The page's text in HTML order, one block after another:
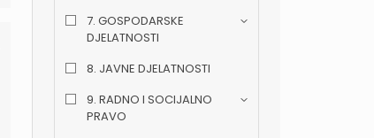
7. GOSPODARSKE
DJELATNOSTI
8. JAVNE DJELATNOSTI
9. RADNO I SOCIJALNO
PRAVO